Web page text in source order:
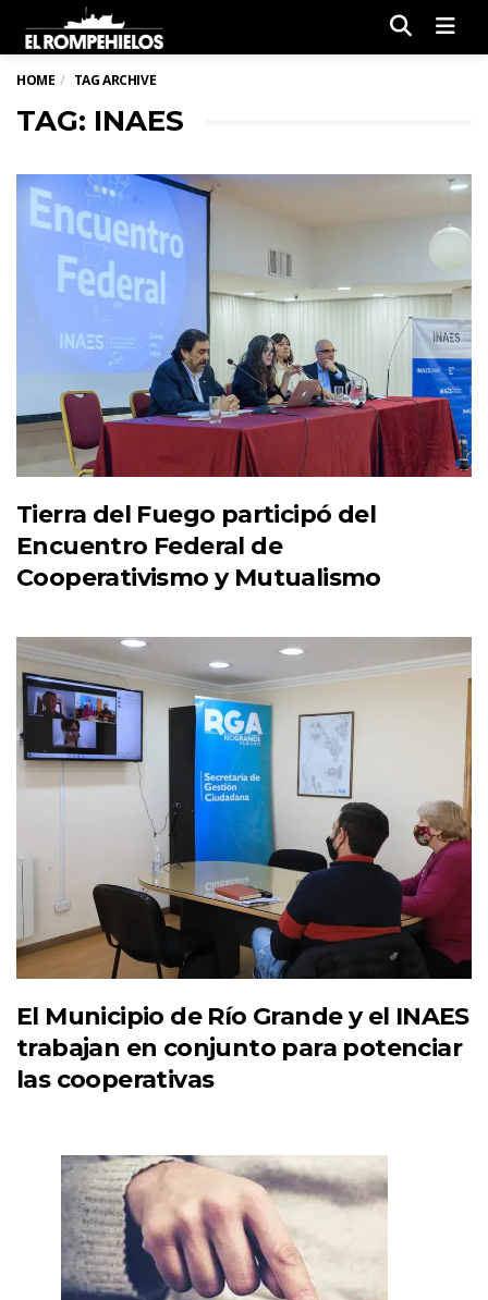
HOME TAG ARCHIVE
TAG: INAES
Tierra del Fuego participó del
Encuentro Federal de
Cooperativismo y Mutualismo
El Municipio de Río Grande y el INAES
trabajan en conjunto para potenciar
las cooperativas